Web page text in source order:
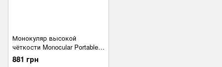
Монокуляр высокой
чёткости Monocular Portable
16 x 52 мм Монокулярный
телескоп
881 грн